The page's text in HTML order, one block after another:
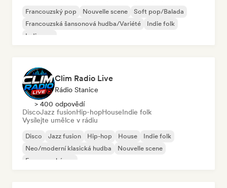
Francouzský pop Nouvelle scene
Soft pop/Balada
Francouzská šansonová hudba/Variété
Indie folk
Indie pop
Clim Radio Live
Rádio Stanice
> 400 odpovědí
DiscoJazz fusionHip-hopHouseIndie folk
Vysílejte umělce v rádiu
Disco Jazz fusion Hip-hop House
Indie folk
Neo/moderní klasická hudba
Nouvelle scene
Francouzský rap